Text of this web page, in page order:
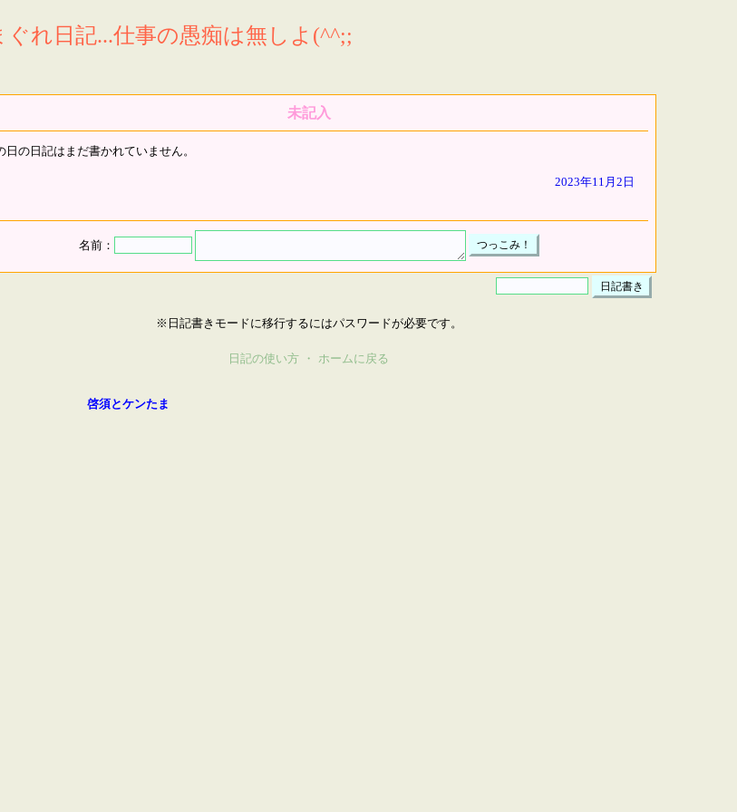
ぐれ日記...仕事の愚痴は無しよ(^^;;
未記入
日の日記はまだ書かれていません。
2023年11月2日
名前：
※日記書きモードに移行するにはパスワードが必要です。
日記の使い方 ・ ホームに戻る
啓須とケンたま